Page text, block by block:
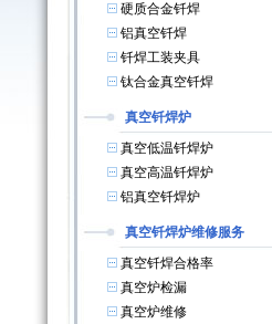
硬质合金钎焊
铝真空钎焊
钎焊工装夹具
钛合金真空钎焊
真空钎焊炉
真空低温钎焊炉
真空高温钎焊炉
铝真空钎焊炉
真空钎焊炉维修服务
真空钎焊合格率
真空炉检漏
真空炉维修